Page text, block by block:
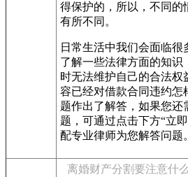
得保护的，所以，不同的
有所不同。
日常生活中我们会面临
了解一些法律方面的知识
时无法维护自己的合法权
容已经对借款合同违约怎
题作出了解答，如果您还
题，可通过点击下方“立
配专业律师为您解答问题。
离婚财产分割要注意什么